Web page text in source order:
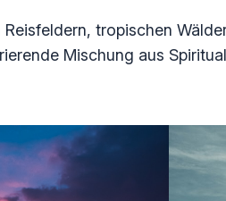
tropischen
Mischung aus